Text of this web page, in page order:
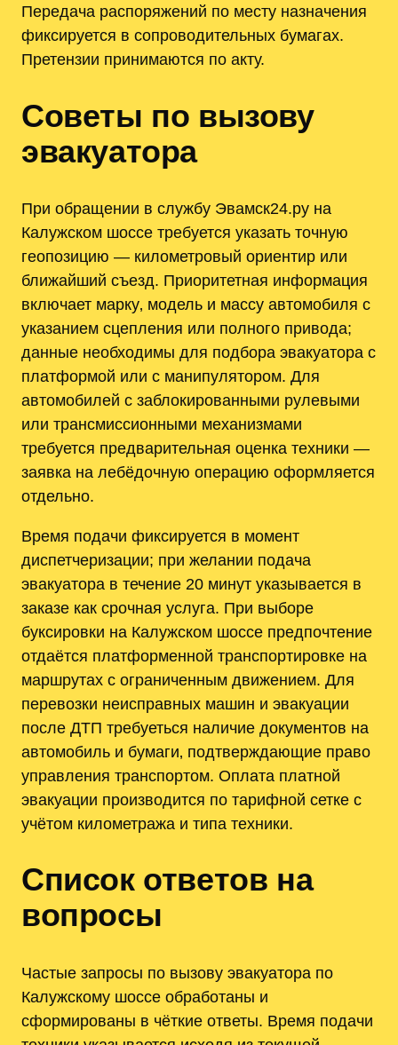
Передача распоряжений по месту назначения
фиксируется в сопроводительных бумагах.
Претензии принимаются по акту.
Советы по вызову
эвакуатора
При обращении в службу Эвамск24.ру на
Калужском шоссе требуется указать точную
геопозицию — километровый ориентир или
ближайший съезд. Приоритетная информация
включает марку‚ модель и массу автомобиля с
указанием сцепления или полного привода;
данные необходимы для подбора эвакуатора с
платформой или с манипулятором. Для
автомобилей с заблокированными рулевыми
или трансмиссионными механизмами
требуется предварительная оценка техники —
заявка на лебёдочную операцию оформляется
отдельно.
Время подачи фиксируется в момент
диспетчеризации; при желании подача
эвакуатора в течение 20 минут указывается в
заказе как срочная услуга. При выборе
буксировки на Калужском шоссе предпочтение
отдаётся платформенной транспортировке на
маршрутах с ограниченным движением. Для
перевозки неисправных машин и эвакуации
после ДТП требуеться наличие документов на
автомобиль и бумаги‚ подтверждающие право
управления транспортом. Оплата платной
эвакуации производится по тарифной сетке с
учётом километража и типа техники.
Список ответов на
вопросы
Частые запросы по вызову эвакуатора по
Калужскому шоссе обработаны и
сформированы в чёткие ответы. Время подачи